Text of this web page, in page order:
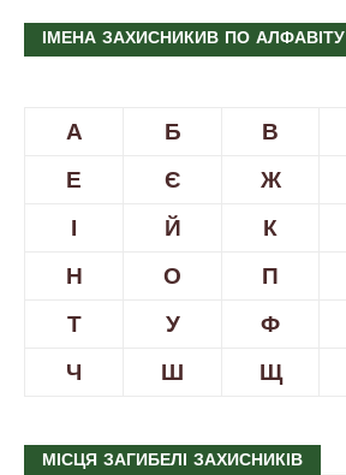
ІМЕНА ЗАХИСНИКИВ ПО АЛФАВІТУ
А Б В
Е
Є Ж
І
Й К
Н
О П
Т
У Ф
Ч
Ш Щ
МІСЦЯ ЗАГИБЕЛІ ЗАХИСНИКІВ